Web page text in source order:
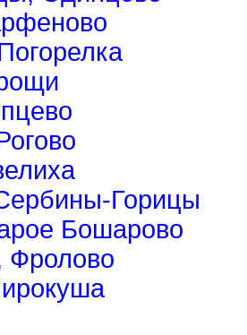
Горицы
Бошарово